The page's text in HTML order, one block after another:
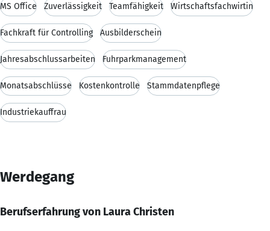
MS Office Zuverlässigkeit Teamfähigkeit Wirtschaftsfachwirtin
Fachkraft für Controlling Ausbilderschein
Jahresabschlussarbeiten Fuhrparkmanagement
Monatsabschlüsse Kostenkontrolle Stammdatenpflege
Industriekauffrau
Werdegang
Berufserfahrung von Laura Christen